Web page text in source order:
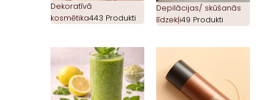
Dekoratīvā
kosmētika443 Produkti
Depilācijas/ skūšanās
līdzekļi49 Produkti